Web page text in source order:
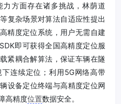
方面存在诸多挑战，林荫道
复杂场景对算法自适应性提出
精度定位系统，用户无需自建
即可获得全国高精度定位服
紧耦合解算法，保证车辆在隧
连续定位；利用5G网络高带
设备定位终端与高精度定位网
高精度位置数据安全。